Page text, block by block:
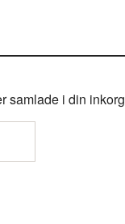
samlade i din